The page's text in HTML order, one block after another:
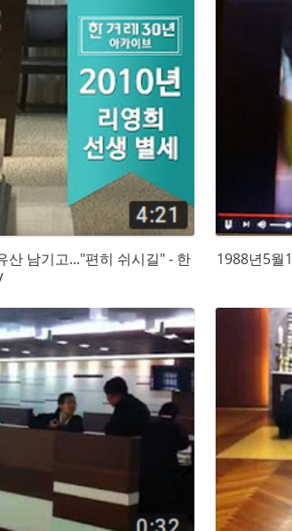
남기고..."편히 쉬시길" - 한
1988년5월